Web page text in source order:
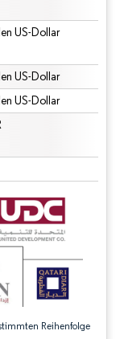
US-Dollar
US-Dollar
US-Dollar
Reihenfolge
Namensnennung